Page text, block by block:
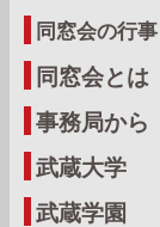
同窓会の行事
同窓会とは
事務局から
武蔵大学
武蔵学園